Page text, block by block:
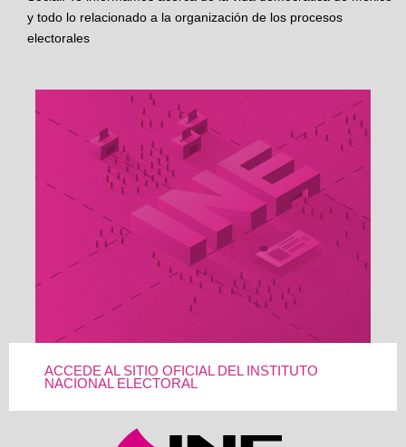
y todo lo relacionado a la organización de los procesos
electorales
ACCEDE AL SITIO OFICIAL DEL INSTITUTO
NACIONAL ELECTORAL